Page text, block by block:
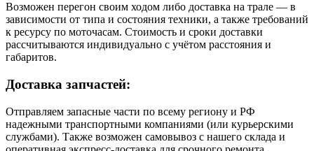
Возможен перегон своим ходом либо доставка на трале — в
зависимости от типа и состояния техники, а также требований
к ресурсу по моточасам. Стоимость и сроки доставки
рассчитываются индивидуально с учётом расстояния и
габаритов.
Доставка запчастей:
Отправляем запасные части по всему региону и РФ
надежными транспортными компаниями (или курьерскими
службами). Также возможен самовывоз с нашего склада и